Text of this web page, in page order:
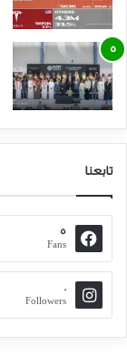
تابعنا
5
Fans
0
Followers